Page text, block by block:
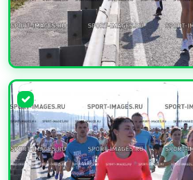
УВЕЛИЧИТЬ